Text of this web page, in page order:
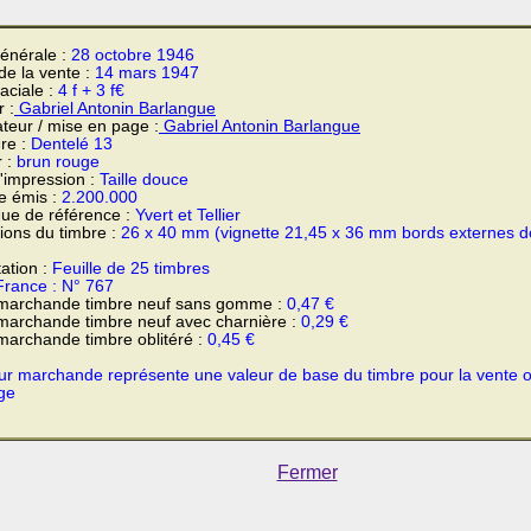
: 28 octobre 1946
la vente : 14 mars 1947
: 4 f + 3 f€
: Gabriel Antonin Barlangue
/ mise en page : Gabriel Antonin Barlangue
: Dentelé 13
: brun rouge
: Taille douce
émis : 2.200.000
de référence : Yvert et Tellier
du timbre : 26 x 40 mm (vignette 21,45 x 36 mm bords externes
: Feuille de 25 timbres
: N° 767
timbre neuf sans gomme : 0,47 €
timbre neuf avec charnière : 0,29 €
timbre oblitéré : 0,45 €
marchande représente une valeur de base du timbre pour la vente
Fermer